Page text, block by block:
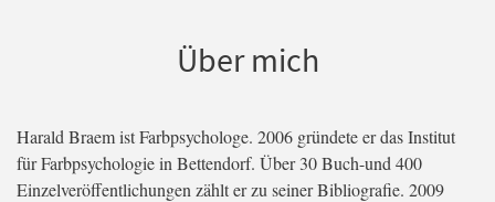
Über mich
Harald Braem ist Farbpsychologe. 2006 gründete er das Institut
für Farbpsychologie in Bettendorf. Über 30 Buch-und 400
Einzelveröffentlichungen zählt er zu seiner Bibliografie. 2009